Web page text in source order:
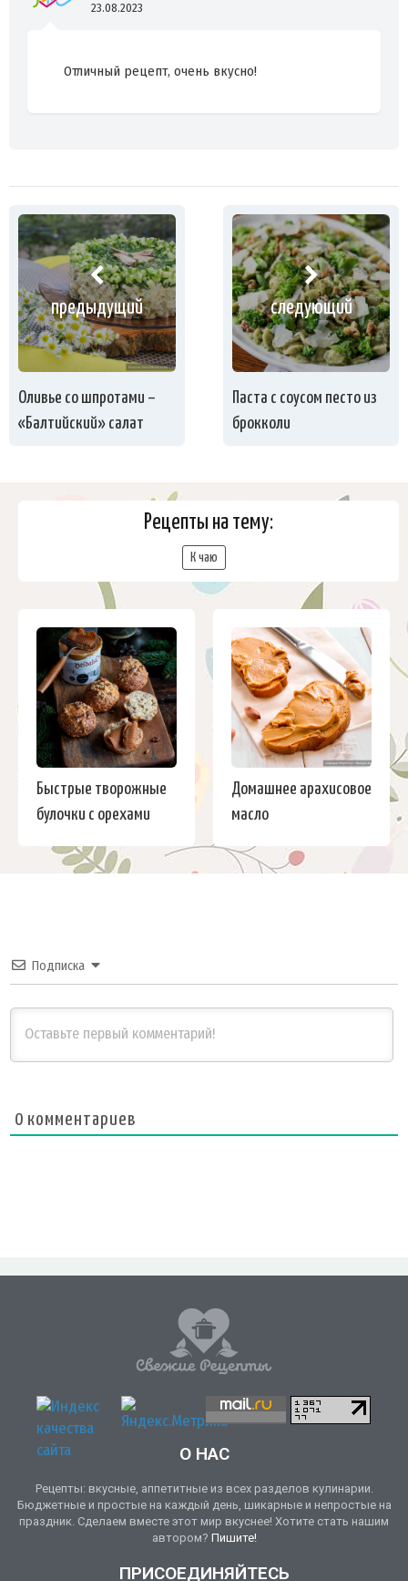
23.08.2023
Отличный рецепт, очень вкусно!
предыдущий
Оливье со шпротами –
«Балтийский» салат
следующий
Паста с соусом песто из
брокколи
Рецепты на тему:
К чаю
Быстрые творожные
булочки с орехами
Домашнее арахисовое
масло
Подписка
0 комментариев
О НАС
Рецепты: вкусные, аппетитные из всех разделов кулинарии.
Бюджетные и простые на каждый день, шикарные и непростые на
праздник. Сделаем вместе этот мир вкуснее! Хотите стать нашим
автором? Пишите!
ПРИСОЕДИНЯЙТЕСЬ